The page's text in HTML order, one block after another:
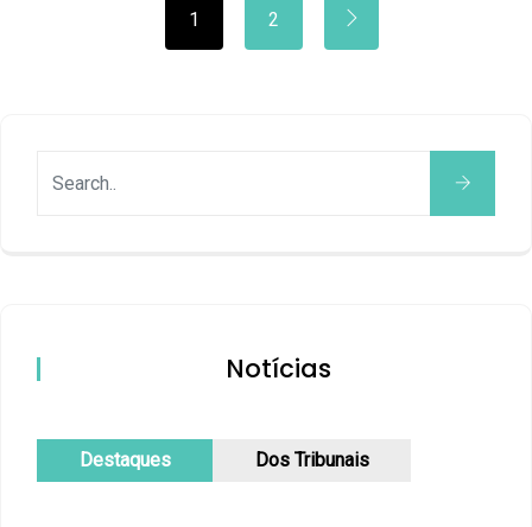
1 2
Notícias
Destaques Dos Tribunais